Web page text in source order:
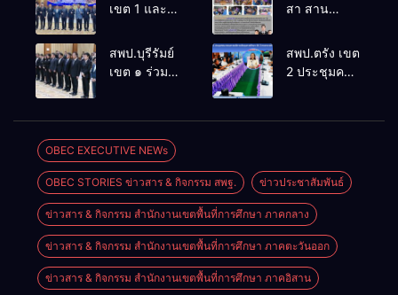
เขต 1 และ
ประชุม
สัมมนาทาง
นำการศึกษา
ไทยสู่อนาคต”
ประจำเขต
ตรวจราชการ
ที่ 13
สา สาน
ล้านนาวิถี สู่
โลกแห่งการ
เรียนรู้”
สันพระเนตร
สพป.บุรีรัมย์
เขต ๑ ร่วม
นำการศึกษา
ไทยสู่อนาคต”
เขตตรวจ
ราชการที่ ๑๓
สพป.ตรัง เขต
2 ประชุมคณะ
2569
OBEC EXECUTIVE NEWs
OBEC STORIES ข่าวสาร & กิจกรรม สพฐ. ข่าวประชาสัมพันธ์
ข่าวสาร & กิจกรรม สำนักงานเขตพื้นที่การศึกษา ภาคกลาง
ข่าวสาร & กิจกรรม สำนักงานเขตพื้นที่การศึกษา ภาคตะวันออก
ข่าวสาร & กิจกรรม สำนักงานเขตพื้นที่การศึกษา ภาคอิสาน